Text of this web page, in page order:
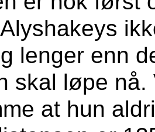
lenger enn
skal løpe nå.
at hun